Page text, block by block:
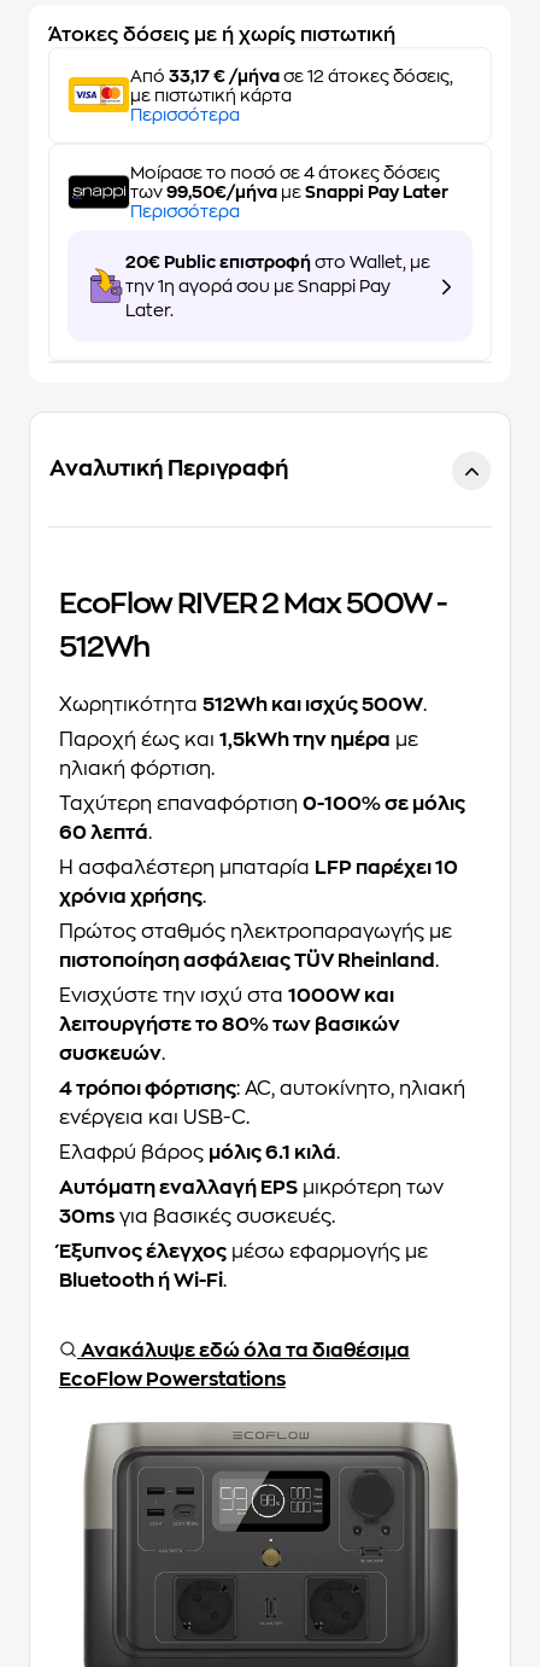
Άτοκες δόσεις με ή χωρίς πιστωτική
Από 33,17 € /μήνα σε 12 άτοκες δόσεις,
με πιστωτική κάρτα
Περισσότερα
Μοίρασε το ποσό σε 4 άτοκες δόσεις
των 99,50€/μήνα με Snappi Pay Later
Περισσότερα
20€ Public επιστροφή στο Wallet, με
την 1η αγορά σου με Snappi Pay
Later.
Αναλυτική Περιγραφή
EcoFlow RIVER 2 Max 500W -
512Wh
Χωρητικότητα 512Wh και ισχύς 500W.
Παροχή έως και 1,5kWh την ημέρα με
ηλιακή φόρτιση.
Ταχύτερη επαναφόρτιση 0-100% σε μόλις
60 λεπτά.
Η ασφαλέστερη μπαταρία LFP παρέχει 10
χρόνια χρήσης.
Πρώτος σταθμός ηλεκτροπαραγωγής με
πιστοποίηση ασφάλειας TÜV Rheinland.
Ενισχύστε την ισχύ στα 1000W και
λειτουργήστε το 80% των βασικών
συσκευών.
4 τρόποι φόρτισης: AC, αυτοκίνητο, ηλιακή
ενέργεια και USB-C.
Ελαφρύ βάρος μόλις 6.1 κιλά.
Αυτόματη εναλλαγή EPS μικρότερη των
30ms για βασικές συσκευές.
Έξυπνος έλεγχος μέσω εφαρμογής με
Bluetooth ή Wi-Fi.
Ανακάλυψε εδώ όλα τα διαθέσιμα
EcoFlow Powerstations